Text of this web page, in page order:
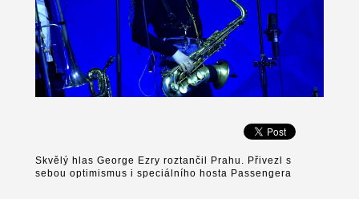
Skvělý hlas George Ezry roztančil Prahu. Přivezl s
sebou optimismus i speciálního hosta Passengera